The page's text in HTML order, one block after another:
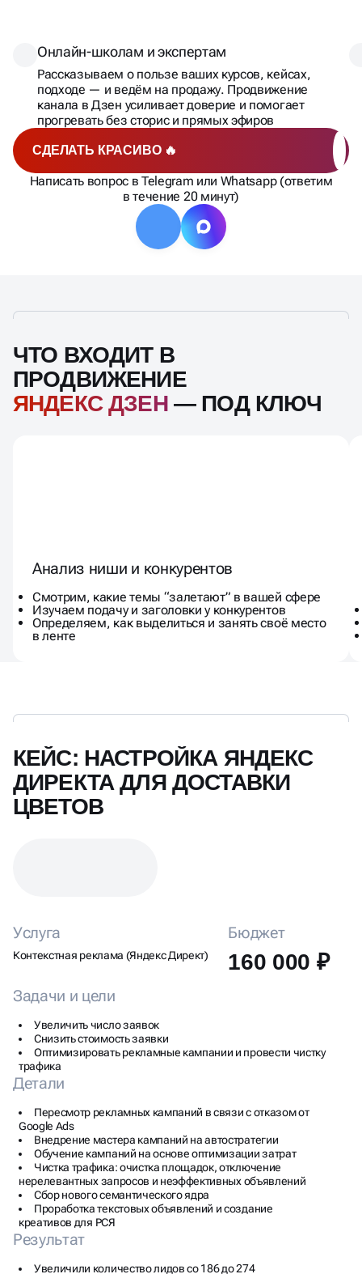
СДЕЛАТЬ КРАСИВО 🔥
Написать вопрос в Telegram или Whatsapp (ответим
в течение 20 минут)
Онлайн-школам и экспертам
Рассказываем о пользе ваших курсов, кейсах,
подходе — и ведём на продажу. Продвижение
канала в Дзен усиливает доверие и помогает
прогревать без сторис и прямых эфиров
ЧТО ВХОДИТ В
ПРОДВИЖЕНИЕ
ЯНДЕКС ДЗЕН— ПОД КЛЮЧ
Анализ ниши и конкурентов
Смотрим, какие темы “залетают” в вашей сфере
Изучаем подачу и заголовки у конкурентов
Определяем, как выделиться и занять своё место
в ленте
КЕЙС: НАСТРОЙКА ЯНДЕКС
ДИРЕКТА ДЛЯ ДОСТАВКИ
ЦВЕТОВ
Услуга
Контекстная реклама (Яндекс Директ)
Бюджет
160 000 ₽
Задачи и цели
Увеличить число заявок
Снизить стоимость заявки
Оптимизировать рекламные кампании и провести чистку
трафика
Детали
Пересмотр рекламных кампаний в связи с отказом от
Google Ads
Внедрение мастера кампаний на автостратегии
Обучение кампаний на основе оптимизации затрат
Чистка трафика: очистка площадок, отключение
нерелевантных запросов и неэффективных объявлений
Сбор нового семантического ядра
Проработка текстовых объявлений и создание
креативов для РСЯ
Результат
Увеличили количество лидов со 186 до 274